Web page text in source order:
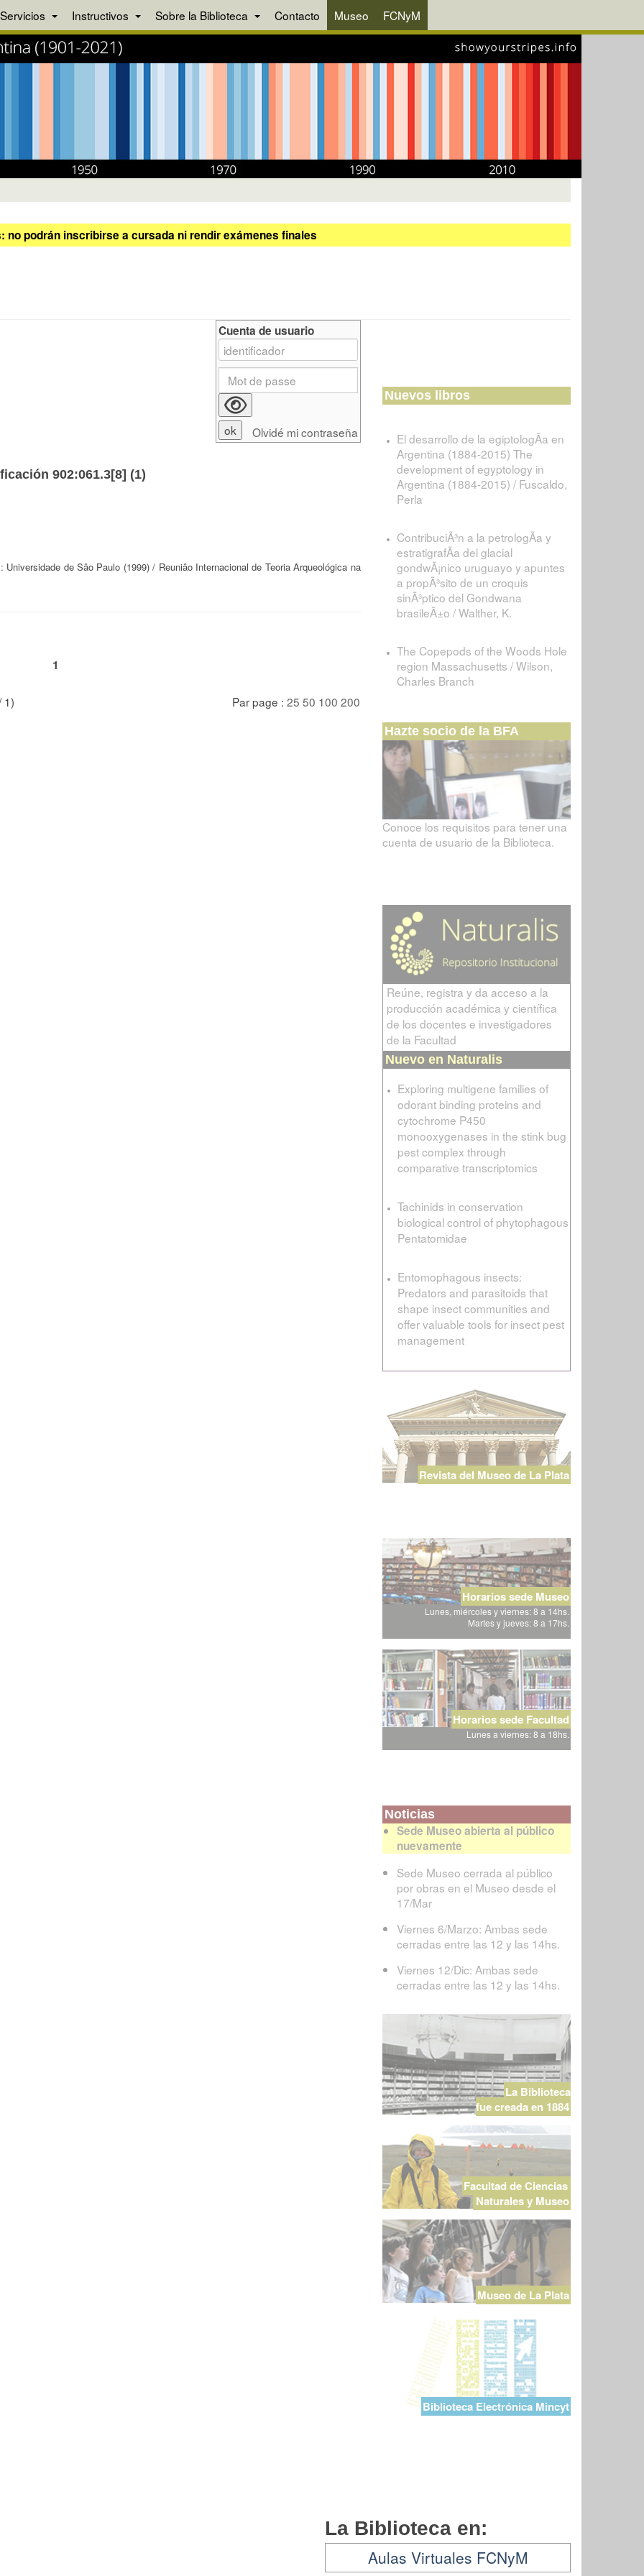
Servicios Instructivos Sobre la Biblioteca Contacto Museo FCNyM
podrán inscribirse a cursada ni rendir exámenes finales
902:061.3[8] (1)
Universidade de Sâo Paulo (1999) / Reuniâo Internacional de Teoria Arqueológica na
1
1) Par page : 25 50 100 200
Cuenta de usuario
Olvidé mi contraseña
Nuevos libros
El desarrollo de la egiptologÃ­a en
Argentina (1884-2015) The
development of egyptology in
Argentina (1884-2015) / Fuscaldo,
Perla
ContribuciÃ³n a la petrologÃ­a y
estratigrafÃ­a del glacial
gondwÃ¡nico uruguayo y apuntes
a propÃ³sito de un croquis
sinÃ³ptico del Gondwana
brasileÃ±o / Walther, K.
The Copepods of the Woods Hole
region Massachusetts / Wilson,
Charles Branch
Hazte socio de la BFA
Conoce los requisitos para tener una
cuenta de usuario de la Biblioteca.
Reúne, registra y da acceso a la
producción académica y científica
de los docentes e investigadores
de la Facultad
Nuevo en Naturalis
Exploring multigene families of
odorant binding proteins and
cytochrome P450
monooxygenases in the stink bug
pest complex through
comparative transcriptomics
Tachinids in conservation
biological control of phytophagous
Pentatomidae
Entomophagous insects:
Predators and parasitoids that
shape insect communities and
offer valuable tools for insect pest
management
Revista del Museo de La Plata
Horarios sede Museo
Lunes, miércoles y viernes: 8 a 14hs.
Martes y jueves: 8 a 17hs.
Horarios sede Facultad
Lunes a viernes: 8 a 18hs.
Noticias
Sede Museo abierta al público
nuevamente
Sede Museo cerrada al público
por obras en el Museo desde el
17/Mar
Viernes 6/Marzo: Ambas sede
cerradas entre las 12 y las 14hs.
Viernes 12/Dic: Ambas sede
cerradas entre las 12 y las 14hs.
La Biblioteca
fue creada en 1884
Facultad de Ciencias
Naturales y Museo
Museo de La Plata
Biblioteca Electrónica Mincyt
La Biblioteca en:
Aulas Virtuales FCNyM